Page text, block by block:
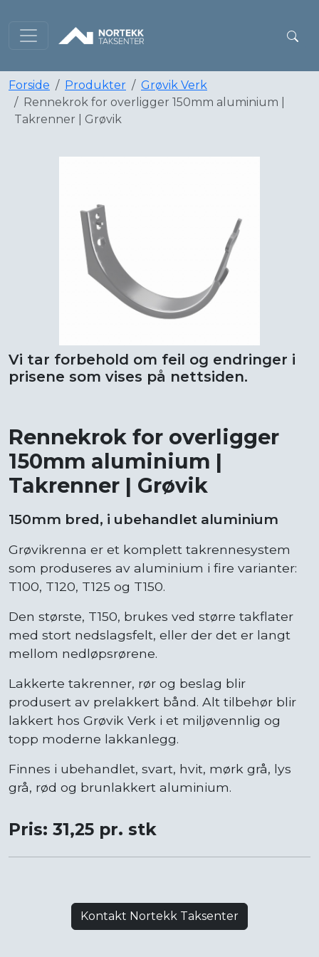
Forside Produkter
Grøvik Verk
Rennekrok for overligger 150mm aluminium |
Takrenner | Grøvik
Vi tar forbehold om feil og endringer i
prisene som vises på nettsiden.
Rennekrok for overligger
150mm aluminium |
Takrenner | Grøvik
150mm bred, i ubehandlet aluminium
Grøvikrenna er et komplett takrennesystem
som produseres av aluminium i fire varianter:
T100, T120, T125 og T150.
Den største, T150, brukes ved større takflater
med stort nedslagsfelt, eller der det er langt
mellom nedløpsrørene.
Lakkerte takrenner, rør og beslag blir
produsert av prelakkert bånd. Alt tilbehør blir
lakkert hos Grøvik Verk i et miljøvennlig og
topp moderne lakkanlegg.
Finnes i ubehandlet, svart, hvit, mørk grå, lys
grå, rød og brunlakkert aluminium.
Pris: 31,25 pr. stk
Kontakt Nortekk Taksenter